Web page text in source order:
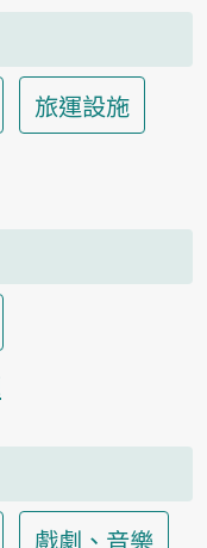
旅運設施
戲劇、音樂